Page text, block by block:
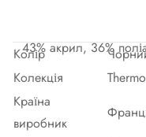
43% акрил, 36%
Колір
Колекція
Thermo
Країна
виробник